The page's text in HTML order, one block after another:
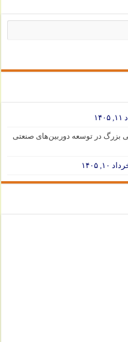
بزرگ در توسعه دوربین‌های صنعتی
۱۰, ۱۴۰۵